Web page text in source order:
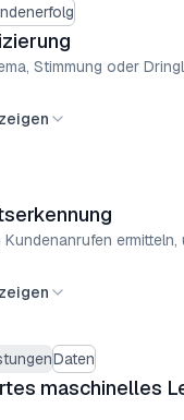
Stimmung oder
ermitteln,
Daten
maschinelles